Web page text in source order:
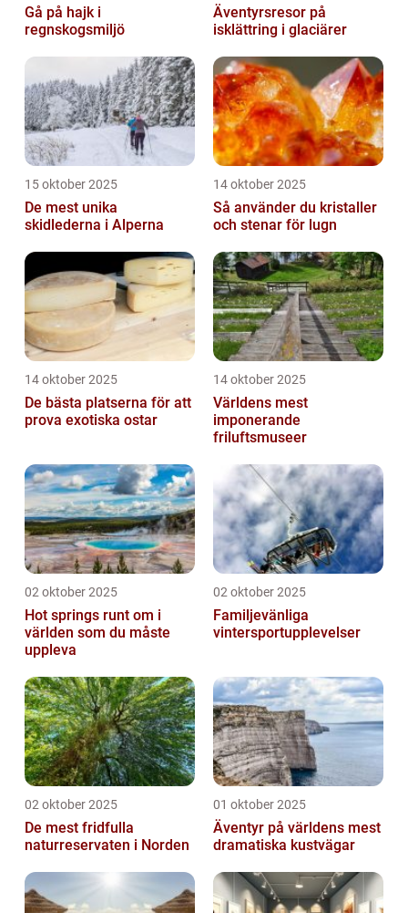
Gå på hajk i
regnskogsmiljö
Äventyrsresor på
isklättring i glaciärer
15 oktober 2025
De mest unika
skidlederna i Alperna
14 oktober 2025
Så använder du kristaller
och stenar för lugn
14 oktober 2025
De bästa platserna för att
prova exotiska ostar
14 oktober 2025
Världens mest
imponerande
friluftsmuseer
02 oktober 2025
Hot springs runt om i
världen som du måste
uppleva
02 oktober 2025
Familjevänliga
vintersportupplevelser
02 oktober 2025
De mest fridfulla
naturreservaten i Norden
01 oktober 2025
Äventyr på världens mest
dramatiska kustvägar